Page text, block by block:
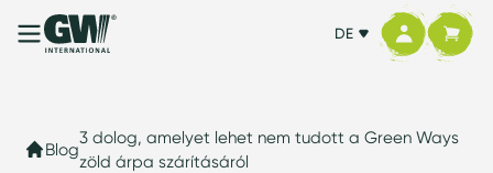
DE
Blog
3 dolog, amelyet lehet nem tudott a Green Ways
zöld árpa szárításáról